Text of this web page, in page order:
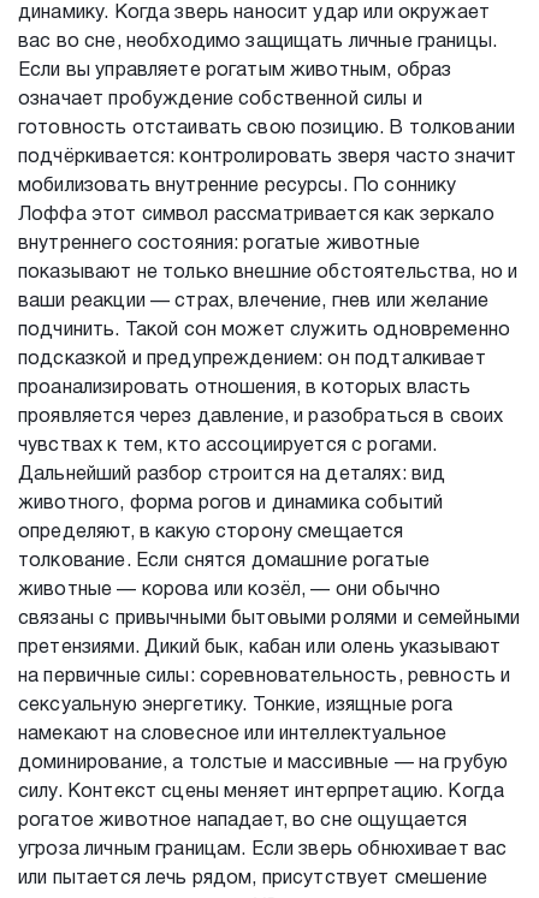
динамику. Когда зверь наносит удар или окружает
вас во сне, необходимо защищать личные границы.
Если вы управляете рогатым животным, образ
означает пробуждение собственной силы и
готовность отстаивать свою позицию. В толковании
подчёркивается: контролировать зверя часто значит
мобилизовать внутренние ресурсы. По соннику
Лоффа этот символ рассматривается как зеркало
внутреннего состояния: рогатые животные
показывают не только внешние обстоятельства, но и
ваши реакции — страх, влечение, гнев или желание
подчинить. Такой сон может служить одновременно
подсказкой и предупреждением: он подталкивает
проанализировать отношения, в которых власть
проявляется через давление, и разобраться в своих
чувствах к тем, кто ассоциируется с рогами.
Дальнейший разбор строится на деталях: вид
животного, форма рогов и динамика событий
определяют, в какую сторону смещается
толкование. Если снятся домашние рогатые
животные — корова или козёл, — они обычно
связаны с привычными бытовыми ролями и семейными
претензиями. Дикий бык, кабан или олень указывают
на первичные силы: соревновательность, ревность и
сексуальную энергетику. Тонкие, изящные рога
намекают на словесное или интеллектуальное
доминирование, а толстые и массивные — на грубую
силу. Контекст сцены меняет интерпретацию. Когда
рогатое животное нападает, во сне ощущается
угроза личным границам. Если зверь обнюхивает вас
или пытается лечь рядом, присутствует смешение